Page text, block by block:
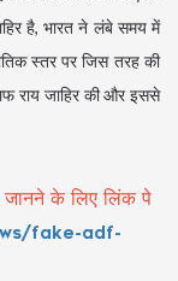
है, भारत ने लंबे समय में
स्तर पर जिस तरह की
राय जाहिर की और इससे
जानने के लिए लिंक पे
fake-adf-